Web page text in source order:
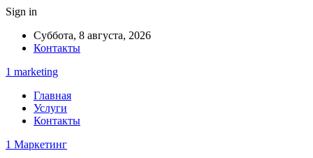
Sign in
Суббота, 8 августа, 2026
Контакты
1 marketing
Главная
Услуги
Контакты
1 Маркетинг